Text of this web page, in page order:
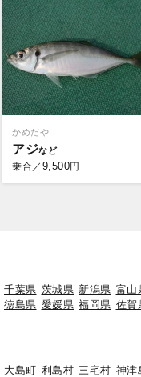
かめだや
アジ
乗合／ 9,500円
千葉県 茨城県 新潟県 富山
徳島県 愛媛県 福岡県 佐賀
大島町 利島村 三宅村 神津